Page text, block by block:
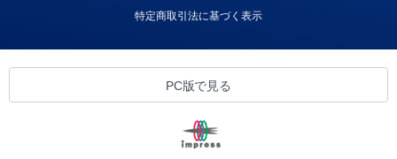
特定商取引法に基づく表示
PC版で見る